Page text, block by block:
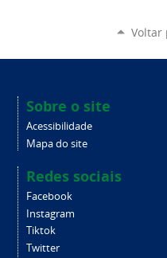
Voltar
Sobre o site
Acessibilidade
Mapa do site
Redes sociais
Facebook
Instagram
Tiktok
Twitter